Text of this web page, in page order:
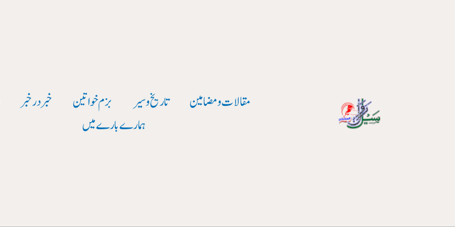
مقالات و مضامین تاریخ وسیر بزم خواتین خبر در خبر
ہمارے بارے میں